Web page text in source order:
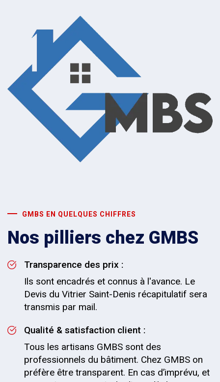
GMBS EN QUELQUES CHIFFRES
Nos pilliers chez GMBS
Transparence des prix :
Ils sont encadrés et connus à l'avance. Le
Devis du Vitrier Saint-Denis récapitulatif sera
transmis par mail.
Qualité & satisfaction client :
Tous les artisans GMBS sont des
professionnels du bâtiment. Chez GMBS on
préfère être transparent. En cas d’imprévu, et